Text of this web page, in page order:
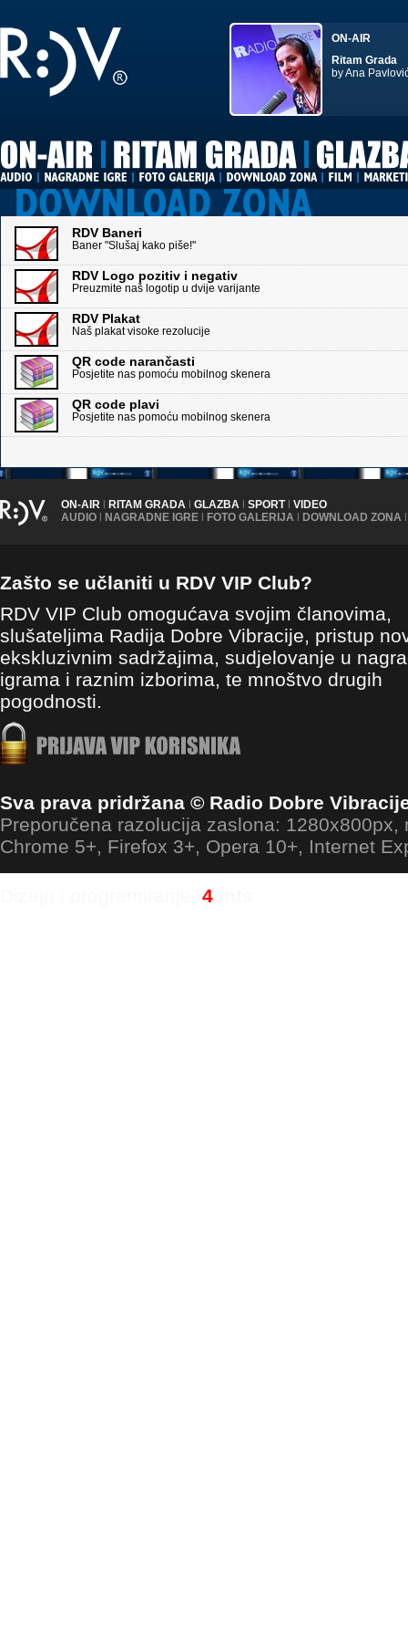
ON-AIR
Ritam Grada
by Ana
RDV Baneri
Baner "Slušaj kako piše!"
RDV Logo pozitiv i negativ
Preuzmite naš logotip u dvije varijante
RDV Plakat
Naš plakat visoke rezolucije
QR code narančasti
Posjetite nas pomoću mobilnog skenera
QR code plavi
Posjetite nas pomoću mobilnog skenera
ON-AIR | RITAM GRADA | GLAZBA | SPORT | VIDEO
AUDIO | NAGRADNE IGRE | FOTO GALERIJA | DOWNLOAD ZONA |
Zašto se učlaniti u RDV VIP Club?
RDV VIP Club omogućava svojim članovima,
slušateljima Radija Dobre Vibracije, pristup
ekskluzivnim sadržajima, sudjelovanje u
igrama i raznim izborima, te mnoštvo drugih
pogodnosti.
Sva prava pridržana © Radio Dobre
Preporučena razolucija zaslona: 1280x800px,
Chrome 5+, Firefox 3+, Opera 10+, Internet
4